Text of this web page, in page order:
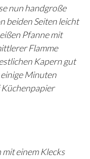
nun handgroße
beiden Seiten leicht
Pfanne mit
Flamme
Kapern gut
Minuten
einem Klecks